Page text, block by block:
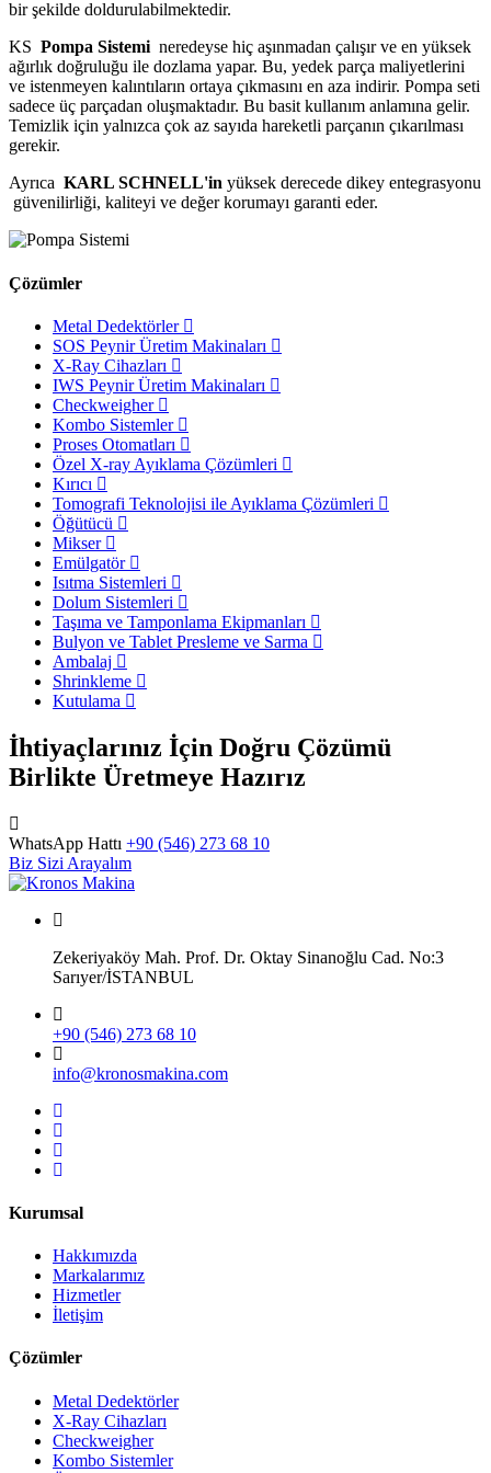
bir şekilde doldurulabilmektedir.
KS Pompa Sistemi neredeyse hiç aşınmadan çalışır ve en yüksek
ağırlık doğruluğu ile dozlama yapar. Bu, yedek parça maliyetlerini
ve istenmeyen kalıntıların ortaya çıkmasını en aza indirir. Pompa seti
sadece üç parçadan oluşmaktadır. Bu basit kullanım anlamına gelir.
Temizlik için yalnızca çok az sayıda hareketli parçanın çıkarılması
gerekir.
Ayrıca KARL SCHNELL'in yüksek derecede dikey entegrasyonu
güvenilirliği, kaliteyi ve değer korumayı garanti eder.
Çözümler
Metal Dedektörler
SOS Peynir Üretim Makinaları
X-Ray Cihazları
IWS Peynir Üretim Makinaları
Checkweigher
Kombo Sistemler
Proses Otomatları
Özel X-ray Ayıklama Çözümleri
Kırıcı
Tomografi Teknolojisi ile Ayıklama Çözümleri
Öğütücü
Mikser
Emülgatör
Isıtma Sistemleri
Dolum Sistemleri
Taşıma ve Tamponlama Ekipmanları
Bulyon ve Tablet Presleme ve Sarma
Ambalaj
Shrinkleme
Kutulama
İhtiyaçlarınız İçin Doğru Çözümü
Birlikte Üretmeye Hazırız
WhatsApp Hattı +90 (546) 273 68 10
Biz Sizi Arayalım
Zekeriyaköy Mah. Prof. Dr. Oktay Sinanoğlu Cad. No:3
Sarıyer/İSTANBUL
+90 (546) 273 68 10
info@kronosmakina.com
Kurumsal
Hakkımızda
Markalarımız
Hizmetler
İletişim
Çözümler
Metal Dedektörler
X-Ray Cihazları
Checkweigher
Kombo Sistemler